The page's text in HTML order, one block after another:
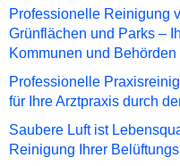
Professionelle Reinigung
Grünflächen und Parks –
Kommunen und Behörden
Professionelle
für Ihre Arztpraxis durch
Saubere Luft ist
Reinigung Ihrer